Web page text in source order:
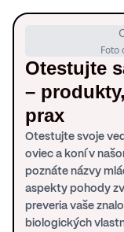
Foto
Otestujte
–
prax
Otestujte svoje
oviec a koní v
poznáte názvy
aspekty pohody
preveria vaše
biologických